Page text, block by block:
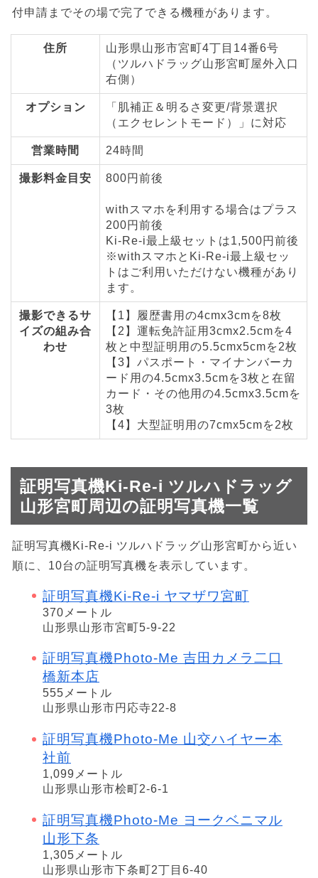
付申請までその場で完了できる機種があります。
住所
山形県山形市宮町4丁目14番6号
（ツルハドラッグ山形宮町屋外入口
右側）
オプション
「肌補正＆明るさ変更/背景選択
（エクセレントモード）」に対応
営業時間 24時間
撮影料金目安 800円前後
withスマホを利用する場合はプラス
200円前後
Ki-Re-i最上級セットは1,500円前後
※withスマホとKi-Re-i最上級セッ
トはご利用いただけない機種があり
ます。
撮影できるサ
イズの組み合
わせ
【1】履歴書用の4cmx3cmを8枚
【2】運転免許証用3cmx2.5cmを4
枚と中型証明用の5.5cmx5cmを2枚
【3】パスポート・マイナンバーカ
ード用の4.5cmx3.5cmを3枚と在留
カード・その他用の4.5cmx3.5cmを
3枚
【4】大型証明用の7cmx5cmを2枚
証明写真機Ki-Re-i ツルハドラッグ
山形宮町周辺の証明写真機一覧
証明写真機Ki-Re-i ツルハドラッグ山形宮町から近い
順に、10台の証明写真機を表示しています。
証明写真機Ki-Re-i ヤマザワ宮町
370メートル
山形県山形市宮町5-9-22
証明写真機Photo-Me 吉田カメラ二口
橋新本店
555メートル
山形県山形市円応寺22-8
証明写真機Photo-Me 山交ハイヤー本
社前
1,099メートル
山形県山形市桧町2-6-1
証明写真機Photo-Me ヨークベニマル
山形下条
1,305メートル
山形県山形市下条町2丁目6-40